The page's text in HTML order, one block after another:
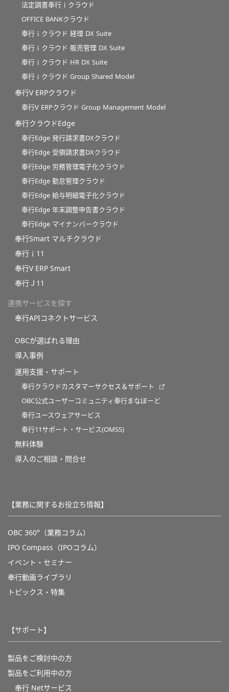
法定調書奉行ｉクラウド
OFFICE BANKクラウド
奉行ｉクラウド 経理 DX Suite
奉行ｉクラウド 販売管理 DX Suite
奉行ｉクラウド HR DX Suite
奉行ｉクラウド Group Shared Model
奉行V ERPクラウド
奉行V ERPクラウド Group Management Model
奉行クラウドEdge
奉行Edge 発行請求書DXクラウド
奉行Edge 受領請求書DXクラウド
奉行Edge 労務管理電子化クラウド
奉行Edge 勤怠管理クラウド
奉行Edge 給与明細電子化クラウド
奉行Edge 年末調整申告書クラウド
奉行Edge マイナンバークラウド
奉行Smart マルチクラウド
奉行ｉ11
奉行V ERP Smart
奉行Ｊ11
連携サービスを探す
奉行APIコネクトサービス
OBCが選ばれる理由
導入事例
運用支援・サポート
奉行クラウドカスタマーサクセス＆サポート
OBC公式ユーザーコミュニティ奉行まなぼーど
奉行ユースウェアサービス
奉行11サポート・サービス(OMSS)
無料体験
導入のご相談・問合せ
【業務に関するお役立ち情報】
OBC 360°（業務コラム）
IPO Compass（IPOコラム）
イベント・セミナー
奉行動画ライブラリ
トピックス・特集
【サポート】
製品をご検討中の方
製品をご利用中の方
奉行 Netサービス